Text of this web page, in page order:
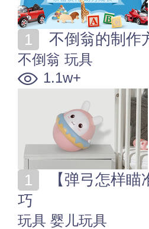
不倒翁的制作
不倒翁 玩具
1.1w+
巧
玩具 婴儿玩具